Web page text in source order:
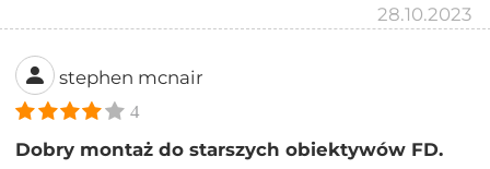
28.10.2023
stephen mcnair
4
Dobry montaż do starszych obiektywów FD.